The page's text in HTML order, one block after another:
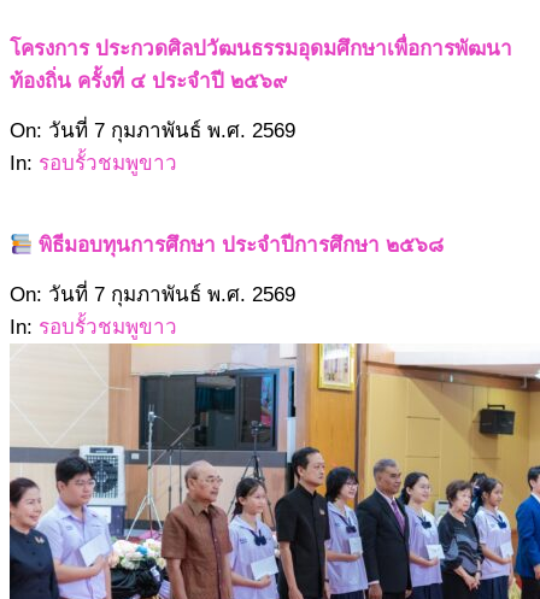
โครงการ ประกวดศิลปวัฒนธรรมอุดมศึกษาเพื่อการพัฒนา
ท้องถิ่น ครั้งที่ ๔ ประจำปี ๒๕๖๙
2569-
02-
On: วันที่ 7 กุมภาพันธ์ พ.ศ. 2569
In: รอบรั้วชมพูขาว
พิธีมอบทุนการศึกษา ประจำปีการศึกษา ๒๕๖๘
2569-
02-
On: วันที่ 7 กุมภาพันธ์ พ.ศ. 2569
In: รอบรั้วชมพูขาว